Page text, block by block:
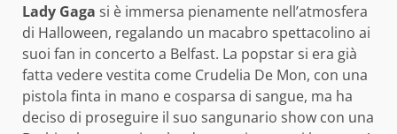
Lady Gaga si è immersa pienamente nell’atmosfera
di Halloween, regalando un macabro spettacolino ai
suoi fan in concerto a Belfast. La popstar si era già
fatta vedere vestita come Crudelia De Mon, con una
pistola finta in mano e cosparsa di sangue, ma ha
deciso di proseguire il suo sangunario show con una